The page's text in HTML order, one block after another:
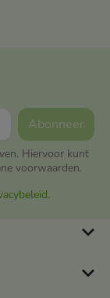
Hiervoor kunt
voorwaarden.
.
keyboard_arrow_down
keyboard_arrow_down